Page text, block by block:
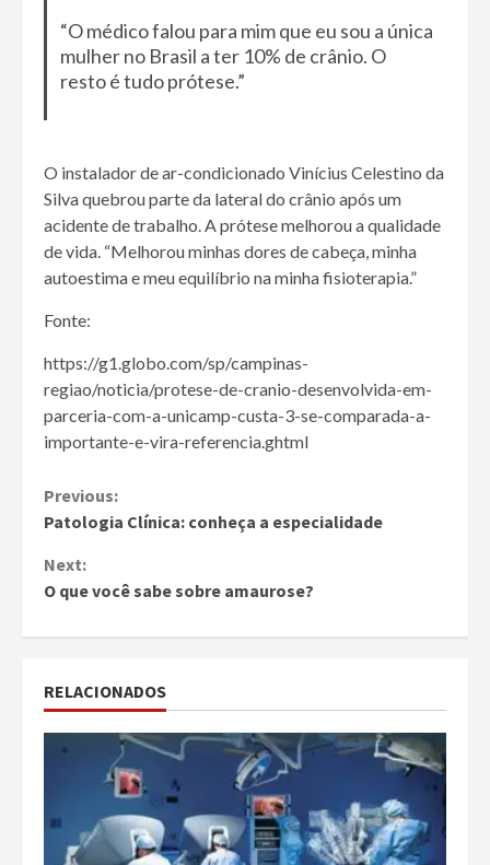
“O médico falou para mim que eu sou a única
mulher no Brasil a ter 10% de crânio. O
resto é tudo prótese.”
O instalador de ar-condicionado Vinícius Celestino da
Silva quebrou parte da lateral do crânio após um
acidente de trabalho. A prótese melhorou a qualidade
de vida. “Melhorou minhas dores de cabeça, minha
autoestima e meu equilíbrio na minha fisioterapia.”
Fonte:
https://g1.globo.com/sp/campinas-
regiao/noticia/protese-de-cranio-desenvolvida-em-
parceria-com-a-unicamp-custa-3-se-comparada-a-
importante-e-vira-referencia.ghtml
Continue
Reading
Previous:
Patologia Clínica: conheça a especialidade
Next:
O que você sabe sobre amaurose?
RELACIONADOS